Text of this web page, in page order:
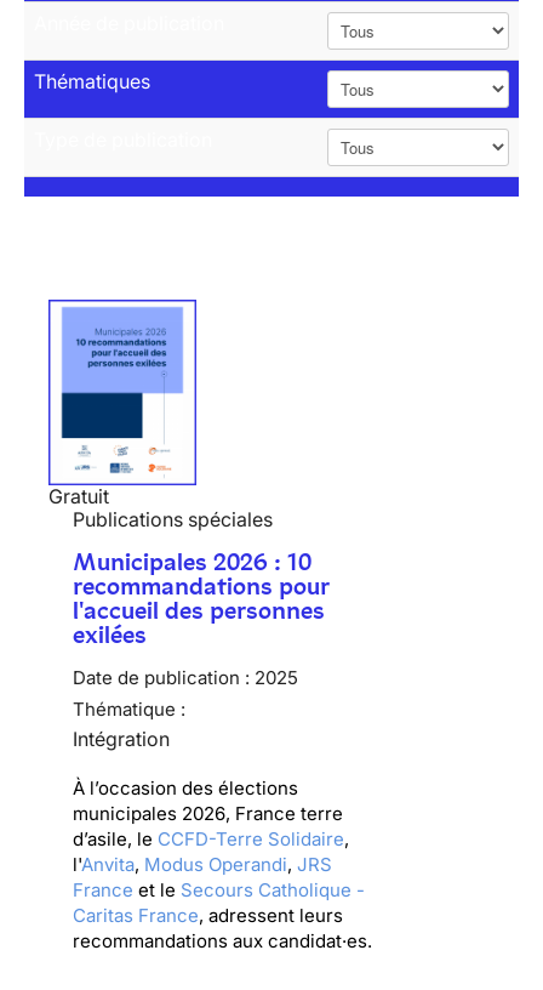
Thématiques
Gratuit
Publications spéciales
Municipales 2026 : 10
recommandations pour
l'accueil des personnes
exilées
Date de publication : 2025
Thématique :
Intégration
À l’occasion des élections
municipales 2026, France terre
d’asile, le CCFD-Terre Solidaire,
l'Anvita, Modus Operandi, JRS
France et le Secours Catholique -
Caritas France, adressent leurs
recommandations aux candidat·es.